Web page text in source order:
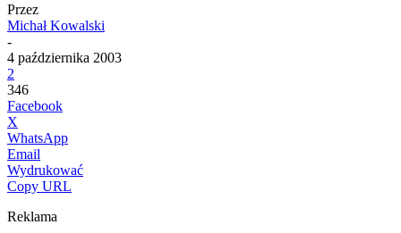
Przez
Michał Kowalski
-
4 października 2003
2
346
Facebook
X
WhatsApp
Email
Wydrukować
Copy URL
Reklama